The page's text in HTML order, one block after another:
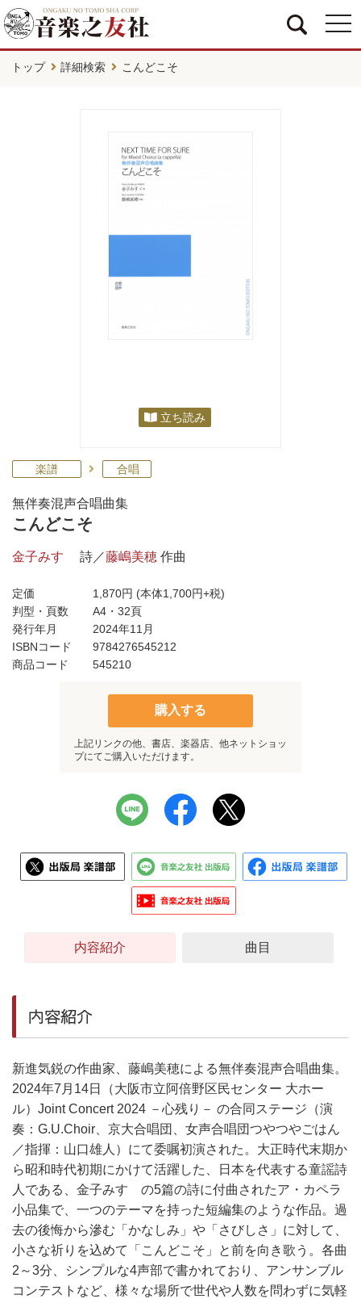
トップ 詳細検索 こんどこそ
立ち読み
楽譜 合唱
無伴奏混声合唱曲集
こんどこそ
金子みすゞ 詩／藤嶋美穂 作曲
定価 1,870円 (本体1,700円+税)
判型・頁数
A4・32頁
発行年月
2024年11月
ISBNコード
9784276545212
商品コード
545210
購入する
上記リンクの他、書店、楽器店、他ネットショッ
プにてご購入いただけます。
内容紹介 曲目
内容紹介
新進気鋭の作曲家、藤嶋美穂による無伴奏混声合唱曲集。
2024年7月14日（大阪市立阿倍野区民センター 大ホー
ル）Joint Concert 2024 －心残り－ の合同ステージ（演
奏：G.U.Choir、京大合唱団、女声合唱団つやつやごはん
／指揮：山口雄人）にて委嘱初演された。大正時代末期か
ら昭和時代初期にかけて活躍した、日本を代表する童謡詩
人である、金子みすゞの5篇の詩に付曲されたア・カペラ
小品集で、一つのテーマを持った短編集のような作品。過
去の後悔から滲む「かなしみ」や「さびしさ」に対して、
小さな祈りを込めて「こんどこそ」と前を向き歌う。各曲
2～3分、シンプルな4声部で書かれており、アンサンブル
コンテストなど、様々な場所で世代や人数を問わずに気軽